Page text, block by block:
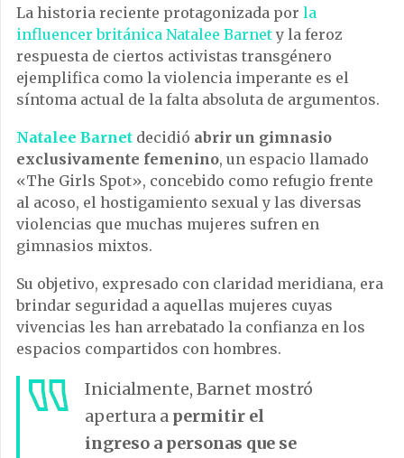
La historia reciente protagonizada por la
influencer británica Natalee Barnety la feroz
respuesta de ciertos activistas transgénero
ejemplifica como la violencia imperante es el
síntoma actual de la falta absoluta de argumentos.
Natalee Barnet decidió abrir un gimnasio
exclusivamente femenino, un espacio llamado
«The Girls Spot», concebido como refugio frente
al acoso, el hostigamiento sexual y las diversas
violencias que muchas mujeres sufren en
gimnasios mixtos.
Su objetivo, expresado con claridad meridiana, era
brindar seguridad a aquellas mujeres cuyas
vivencias les han arrebatado la confianza en los
espacios compartidos con hombres.
Inicialmente, Barnet mostró
apertura a permitir el
ingreso a personas que se